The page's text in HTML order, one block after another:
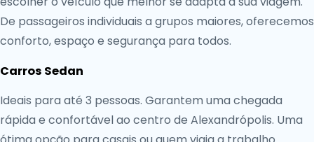
De passageiros individuais a grupos maiores, oferecemos
conforto, espaço e segurança para todos.
Carros Sedan
Ideais para até 3 pessoas. Garantem uma chegada
rápida e confortável ao centro de Alexandrópolis. Uma